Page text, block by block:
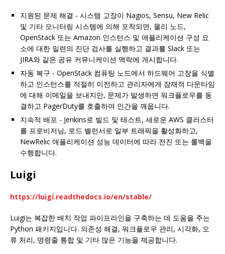
지원된 문제 해결 - 시스템 고장이 Nagios, Sensu, New Relic
및 기타 모니터링 시스템에 의해 포착되면, 물리 노드,
OpenStack 또는 Amazon 인스턴스 및 애플리케이션 구성 요
소에 대한 일련의 진단 검사를 실행하고 결과를 Slack 또는
JIRA와 같은 공유 커뮤니케이션 맥락에 게시합니다.
자동 복구 - OpenStack 컴퓨팅 노드에서 하드웨어 고장을 식별
하고 인스턴스를 적절히 이전하고 관리자에게 잠재적 다운타임
에 대해 이메일을 보내지만, 문제가 발생하면 워크플로우를 동
결하고 PagerDuty를 호출하여 인간을 깨웁니다.
지속적 배포 - Jenkins로 빌드 및 테스트, 새로운 AWS 클러스터
를 프로비저닝, 로드 밸런서로 일부 트래픽을 활성화하고,
NewRelic 애플리케이션 성능 데이터에 따라 전진 또는 롤백을
수행합니다.
Luigi
https://luigi.readthedocs.io/en/stable/
Luigi는 복잡한 배치 작업 파이프라인을 구축하는 데 도움을 주는
Python 패키지입니다. 의존성 해결, 워크플로우 관리, 시각화, 오
류 처리, 명령줄 통합 및 기타 많은 기능을 제공합니다.